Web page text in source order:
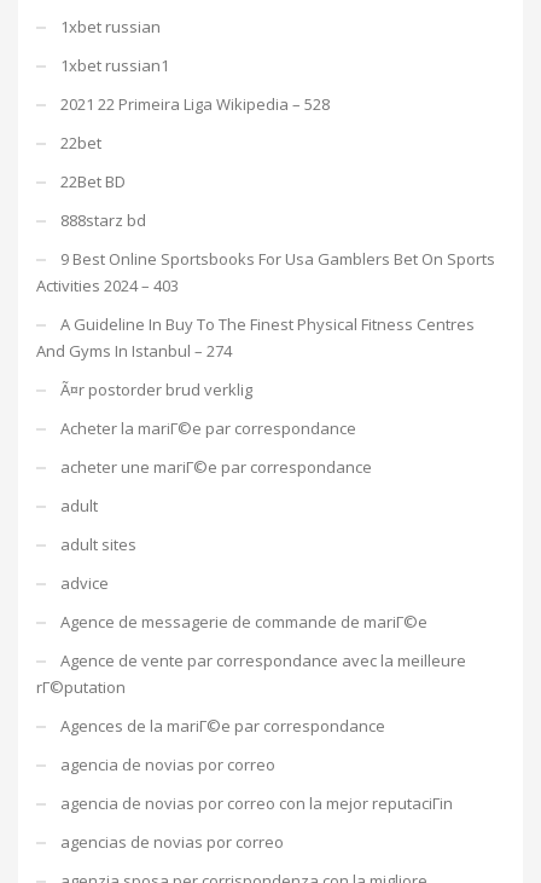
1xbet russian
1xbet russian1
2021 22 Primeira Liga Wikipedia – 528
22bet
22Bet BD
888starz bd
9 Best Online Sportsbooks For Usa Gamblers Bet On Sports
Activities 2024 – 403
A Guideline In Buy To The Finest Physical Fitness Centres
And Gyms In Istanbul – 274
Ã¤r postorder brud verklig
Acheter la mariГ©e par correspondance
acheter une mariГ©e par correspondance
adult
adult sites
advice
Agence de messagerie de commande de mariГ©e
Agence de vente par correspondance avec la meilleure
rГ©putation
Agences de la mariГ©e par correspondance
agencia de novias por correo
agencia de novias por correo con la mejor reputaciГіn
agencias de novias por correo